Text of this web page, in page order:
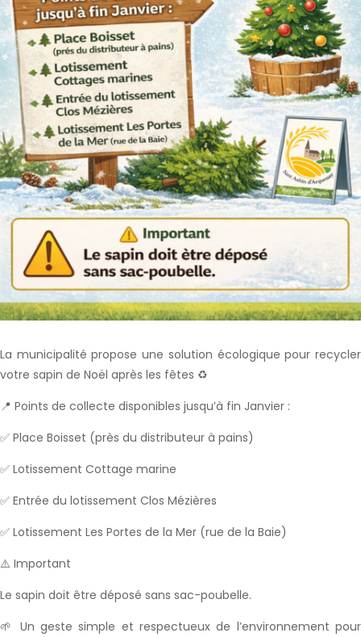
La municipalité propose une solution écologique pour recycler
votre sapin de Noël après les fêtes ♻️
📍 Points de collecte disponibles jusqu’à fin Janvier :
✅ Place Boisset (près du distributeur à pains)
✅ Lotissement Cottage marine
✅ Entrée du lotissement Clos Mézières
✅ Lotissement Les Portes de la Mer (rue de la Baie)
⚠️ Important
Le sapin doit être déposé sans sac-poubelle.
🌱 Un geste simple et respectueux de l’environnement pour